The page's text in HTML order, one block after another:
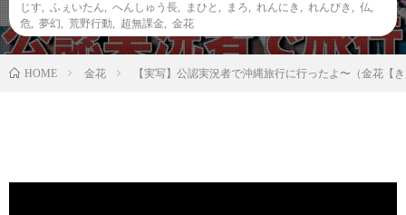
じす
ふぇいたん へんしゅう長 まひと まろ れんにき れんぴき 仏
危
夢幻 荒野行動 超無課金 金花
HOME 金花 【実写】公認実況者で沖縄旅行に行ったよ〜（金花【